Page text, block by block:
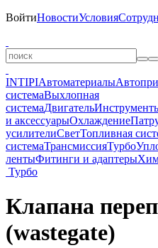
ВойтиНовостиУсловия
INTIPIАвтоматериалы
системаВыхлопная
системаДвигатель
и аксессуарыОхлаждение
усилителиСветТопливная
системаТрансмиссияТурбо
лентыФитинги и адаптеры
Турбо
Клапана
(wastegate)